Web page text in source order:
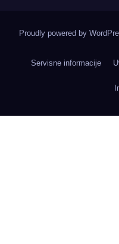
Proudly powered by
Servisne informacije